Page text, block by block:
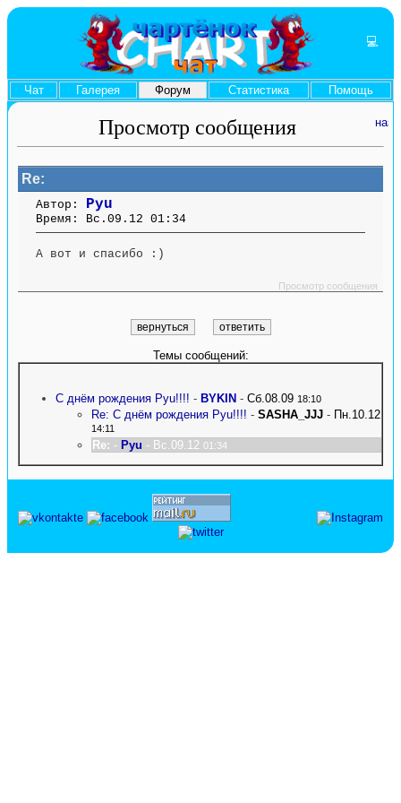
💻
Чат Галерея Форум Статистика Помощь
Просмотр сообщения
Re:
Автор: Pyu
Время: Вс.09.12 01:34
А вот и спасибо :)
Просмотр сообщения
Темы сообщений:
С днём рождения Pyu!!!! - BYKIN - Сб.08.09 18:10
Re: С днём рождения Pyu!!!! - SASHA_JJJ - Пн.10.12
14:11
Re: - Pyu - Вс.09.12 01:34